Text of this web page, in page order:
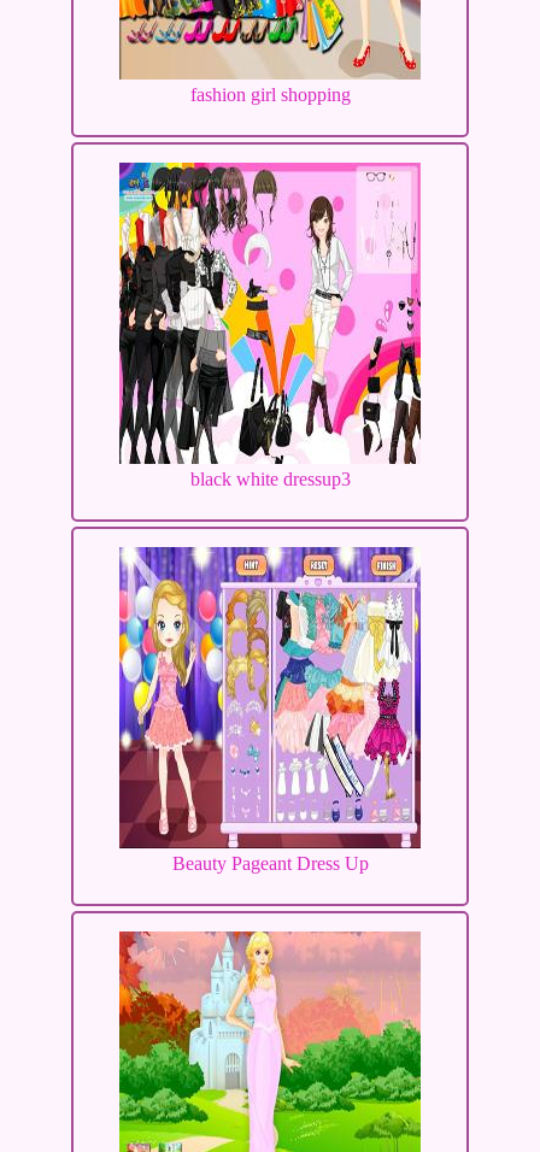
fashion girl shopping
black white dressup3
Beauty Pageant Dress Up